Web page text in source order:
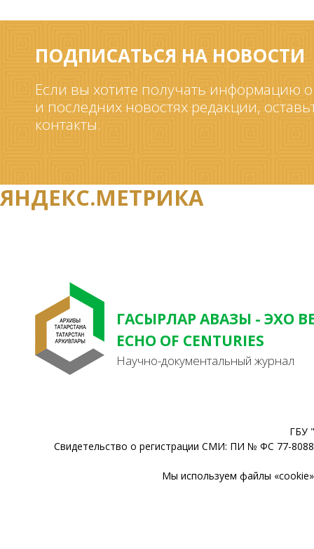
ПОДПИСАТЬСЯ НА НОВОСТИ
Если вы хотите получать информацию
и последних новостях редакции,
контакты.
ЯНДЕКС.МЕТРИКА
ГАСЫРЛАР АВАЗЫ - ЭХО
ECHO OF CENTURIES
Научно-документальный журнал
ГБУ
Свидетельство о регистрации СМИ: ПИ № ФС 77-
Мы используем файлы «cookie»